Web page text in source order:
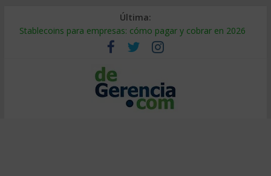
Última:
Stablecoins para empresas: cómo pagar y cobrar en 2026
Despido silencioso: qué es y por qué sale tan caro
IA en selección de personal: cómo auditarla a tiempo
Trabajo forzoso en la cadena de suministro: qué hacer
Mercado hispano de EE. UU.: cómo segmentarlo y venderle